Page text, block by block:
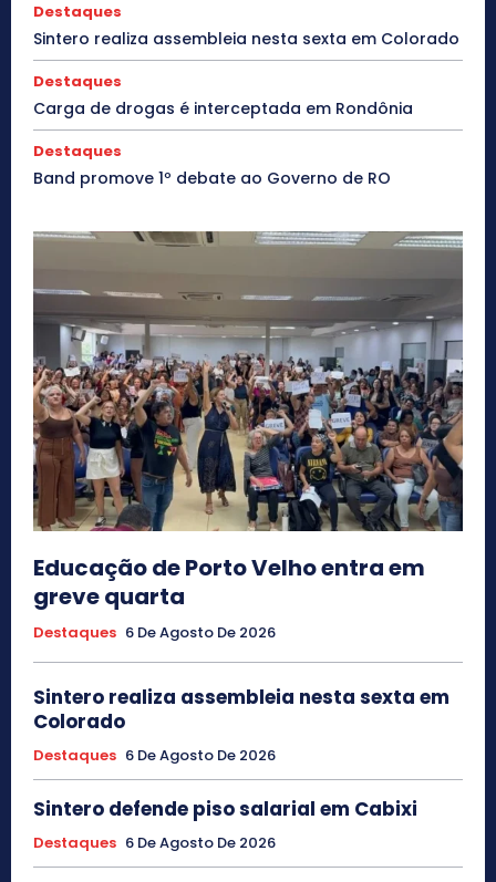
Destaques
Sintero realiza assembleia nesta sexta em Colorado
Destaques
Carga de drogas é interceptada em Rondônia
Destaques
Band promove 1º debate ao Governo de RO
Educação de Porto Velho entra em
greve quarta
Destaques 6 De Agosto De 2026
Sintero realiza assembleia nesta sexta em
Colorado
Destaques 6 De Agosto De 2026
Sintero defende piso salarial em Cabixi
Destaques 6 De Agosto De 2026